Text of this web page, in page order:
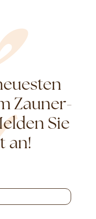
Zauner-
Sie
an!